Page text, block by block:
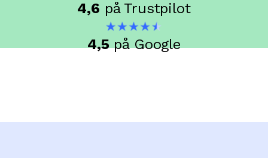
4,6 på Trustpilot
4,5på Google